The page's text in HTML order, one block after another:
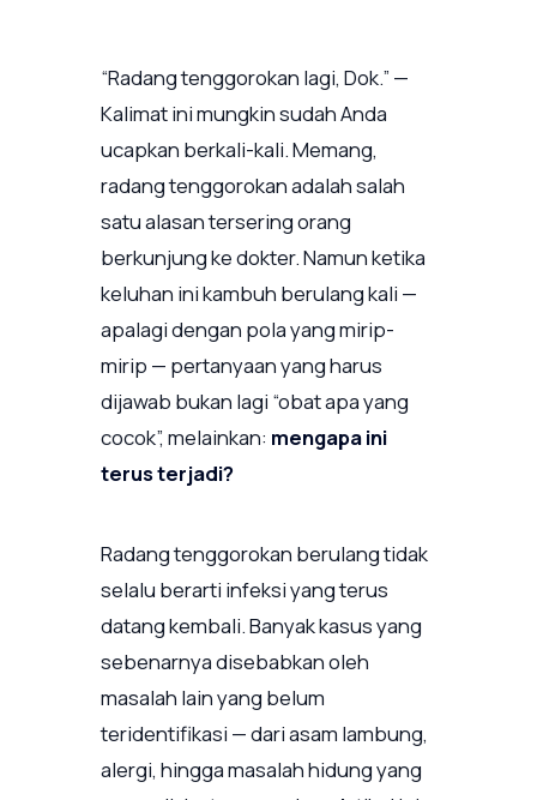
“Radang tenggorokan lagi, Dok.” —
Kalimat ini mungkin sudah Anda
ucapkan berkali-kali. Memang,
radang tenggorokan adalah salah
satu alasan tersering orang
berkunjung ke dokter. Namun ketika
keluhan ini kambuh berulang kali —
apalagi dengan pola yang mirip-
mirip — pertanyaan yang harus
dijawab bukan lagi “obat apa yang
cocok”, melainkan: mengapa ini
terus terjadi?
Radang tenggorokan berulang tidak
selalu berarti infeksi yang terus
datang kembali. Banyak kasus yang
sebenarnya disebabkan oleh
masalah lain yang belum
teridentifikasi — dari asam lambung,
alergi, hingga masalah hidung yang